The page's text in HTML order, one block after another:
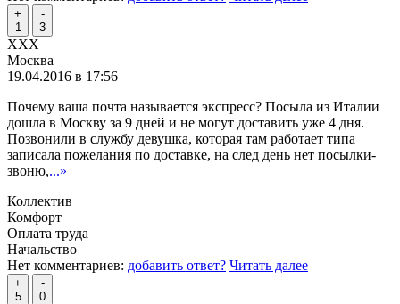
+
1
-
3
XXX
Москва
19.04.2016 в 17:56
Почему ваша почта называется экспресс? Посыла из Италии
дошла в Москву за 9 дней и не могут доставить уже 4 дня.
Позвонили в службу девушка, которая там работает типа
записала пожелания по доставке, на след день нет посылки-
звоню,...»
Коллектив
Комфорт
Оплата труда
Начальство
Нет комментариев: добавить ответ? Читать далее
+
5
-
0